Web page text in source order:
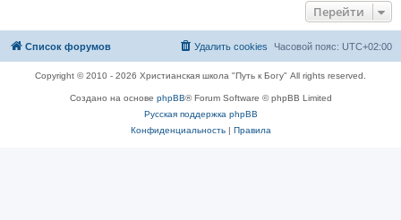
Перейти
Список форумов Часовой пояс: UTC+02:00
Удалить cookies
Copyright © 2010 - 2026 Христианская школа "Путь к Богу" All rights reserved.
Создано на основе phpBB® Forum Software © phpBB Limited
Русская поддержка phpBB
Конфиденциальность| Правила